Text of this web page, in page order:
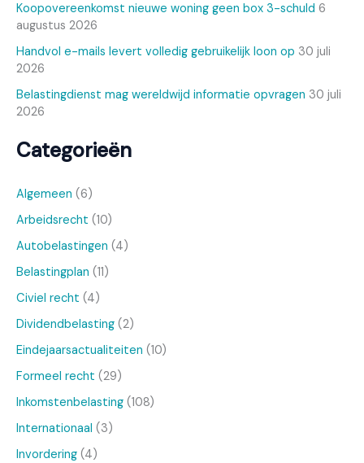
Koopovereenkomst nieuwe woning geen box 3-schuld 6
augustus 2026
Handvol e-mails levert volledig gebruikelijk loon op 30 juli
2026
Belastingdienst mag wereldwijd informatie opvragen 30 juli
2026
Categorieën
Algemeen (6)
Arbeidsrecht (10)
Autobelastingen (4)
Belastingplan (11)
Civiel recht (4)
Dividendbelasting (2)
Eindejaarsactualiteiten (10)
Formeel recht (29)
Inkomstenbelasting (108)
Internationaal (3)
Invordering (4)